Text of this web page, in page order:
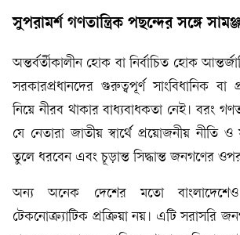
সুপরামর্শ গণতান্ত্রিক পছন্দের সঙ্গে
অন্তর্বর্তীকালীন হোক বা নির্বাচিত হোক
সরকারপ্রধানদের গুরুত্বপূর্ণ সাংবিধানিক বা
নিয়ে নীরব থাকার বাধ্যবাধকতা নেই। বরং
যে নেতারা জাতীয় স্বার্থে প্রয়োজনীয় নীতি ও
তুলে ধরবেন এবং চূড়ান্ত সিদ্ধান্ত জনগণের
অন্য অনেক দেশের মতো
টেকনোক্র্যাটিক প্রক্রিয়া নয়। এটি সরাসরি